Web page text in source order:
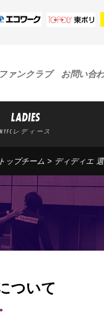
ァンクラブ お問い合
LADIES
レディース
ップチーム > ディディエ
ついて